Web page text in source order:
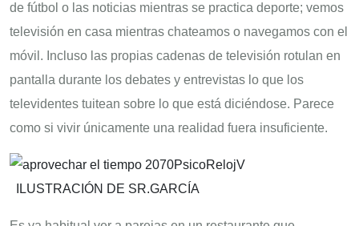
de fútbol o las noticias mientras se practica deporte; vemos
televisión en casa mientras chateamos o navegamos con el
móvil. Incluso las propias cadenas de televisión rotulan en
pantalla durante los debates y entrevistas lo que los
televidentes tuitean sobre lo que está diciéndose. Parece
como si vivir únicamente una realidad fuera insuficiente.
ILUSTRACIÓN DE SR.GARCÍA